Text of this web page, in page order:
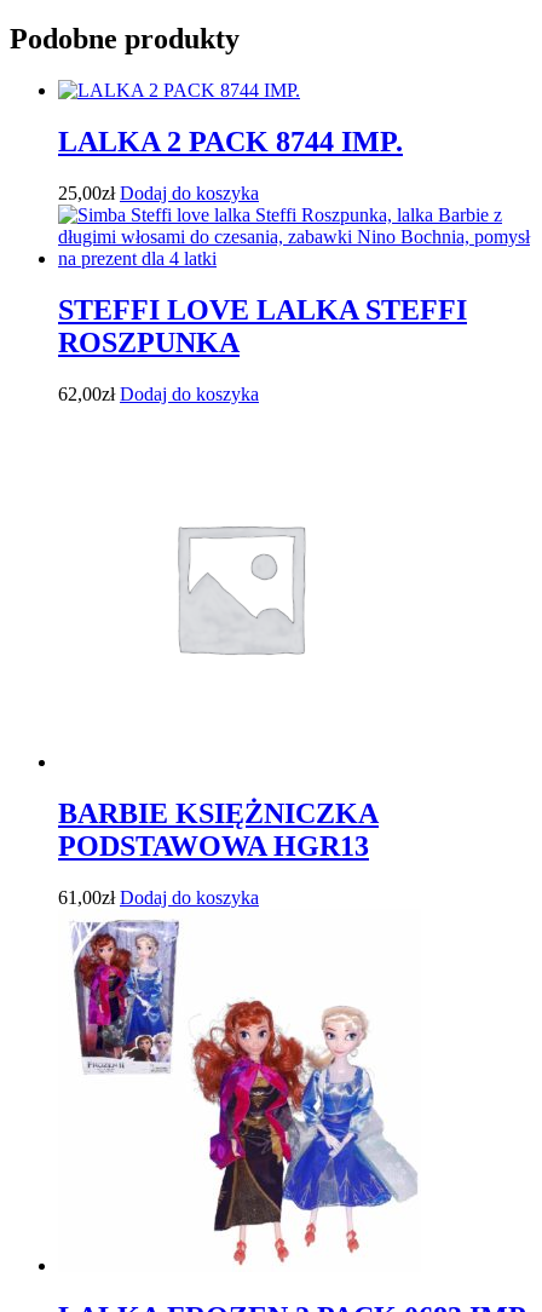
Podobne produkty
LALKA 2 PACK 8744 IMP.
25,00zł Dodaj do koszyka
STEFFI LOVE LALKA STEFFI
ROSZPUNKA
62,00zł Dodaj do koszyka
BARBIE KSIĘŻNICZKA
PODSTAWOWA HGR13
61,00zł Dodaj do koszyka